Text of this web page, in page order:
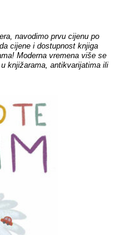
navodimo prvu cijenu po
cijene i dostupnost knjiga
Moderna vremena više se
knjižarama, antikvarijatima ili